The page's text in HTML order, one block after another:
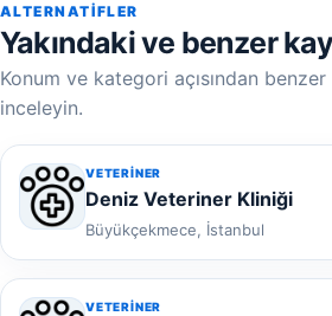
ALTERNATIFLER
Yakındaki ve benzer
Konum ve kategori açısından
inceleyin.
VETERINER
Deniz Veteriner Kliniği
Büyükçekmece, İstanbul
VETERINER